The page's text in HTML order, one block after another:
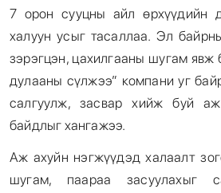
7 орон сууцны айл өрхүүдийн
халуун усыг тасаллаа. Эл
зэрэгцэн, цахилгааны шугам явж
дулааны сүлжээ” компани уг
салгуулж, засвар хийж буй
байдлыг хангажээ.
Аж ахуйн нэгжүүдэд халаалт
шугам, паараа засуулахыг